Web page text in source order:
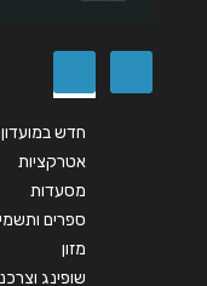
חדש במועדון
אטרקציות
מסעדות
ספרים
מזון
שופינג